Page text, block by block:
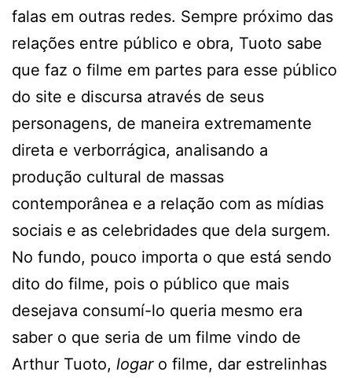
falas em outras redes. Sempre próximo das
relações entre público e obra, Tuoto sabe
que faz o filme em partes para esse público
do site e discursa através de seus
personagens, de maneira extremamente
direta e verborrágica, analisando a
produção cultural de massas
contemporânea e a relação com as mídias
sociais e as celebridades que dela surgem.
No fundo, pouco importa o que está sendo
dito do filme, pois o público que mais
desejava consumí-lo queria mesmo era
saber o que seria de um filme vindo de
Arthur Tuoto, logar o filme, dar estrelinhas